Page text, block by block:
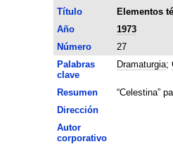
Título
Elementos
Año
1973
Número
27
Palabras
clave
Dramaturgia;
Resumen
“Celestina”
Dirección
Autor
corporativo